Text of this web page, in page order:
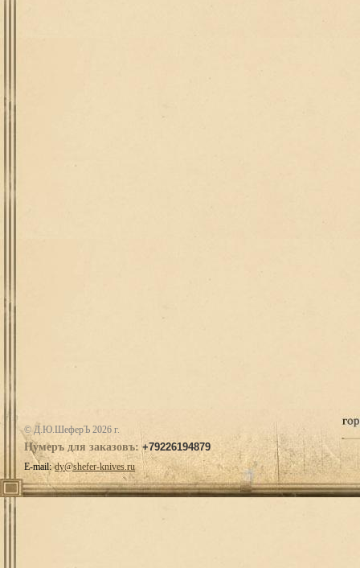
© Д.Ю.ШеферЪ 2026 г.
Нумеръ для заказовъ: +79226194879
E-mail: dy@shefer-knives.ru